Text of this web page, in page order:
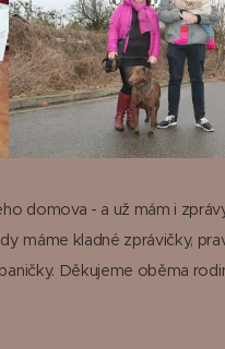
domova - a už mám i
máme kladné zprávičky,
Děkujeme oběma